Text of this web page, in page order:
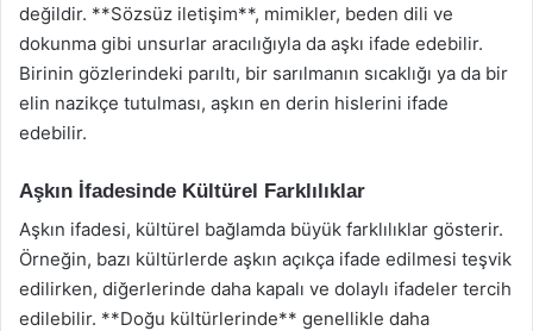
değildir. **Sözsüz iletişim**, mimikler, beden dili ve
dokunma gibi unsurlar aracılığıyla da aşkı ifade edebilir.
Birinin gözlerindeki parıltı, bir sarılmanın sıcaklığı ya da bir
elin nazikçe tutulması, aşkın en derin hislerini ifade
edebilir.
Aşkın İfadesinde Kültürel Farklılıklar
Aşkın ifadesi, kültürel bağlamda büyük farklılıklar gösterir.
Örneğin, bazı kültürlerde aşkın açıkça ifade edilmesi teşvik
edilirken, diğerlerinde daha kapalı ve dolaylı ifadeler tercih
edilebilir. **Doğu kültürlerinde** genellikle daha